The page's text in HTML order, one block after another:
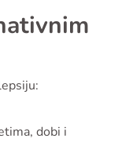
dobi i